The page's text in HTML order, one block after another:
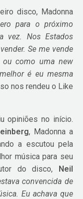
disco, Madonna
para o próximo
vez. Nos Estados
Se me vende
como uma new
é eu mesma
nos rendeu o Like
opiniões no início.
, Madonna a
a escutou pela
música para seu
do disco, Neil
convencida de
Eu achava que